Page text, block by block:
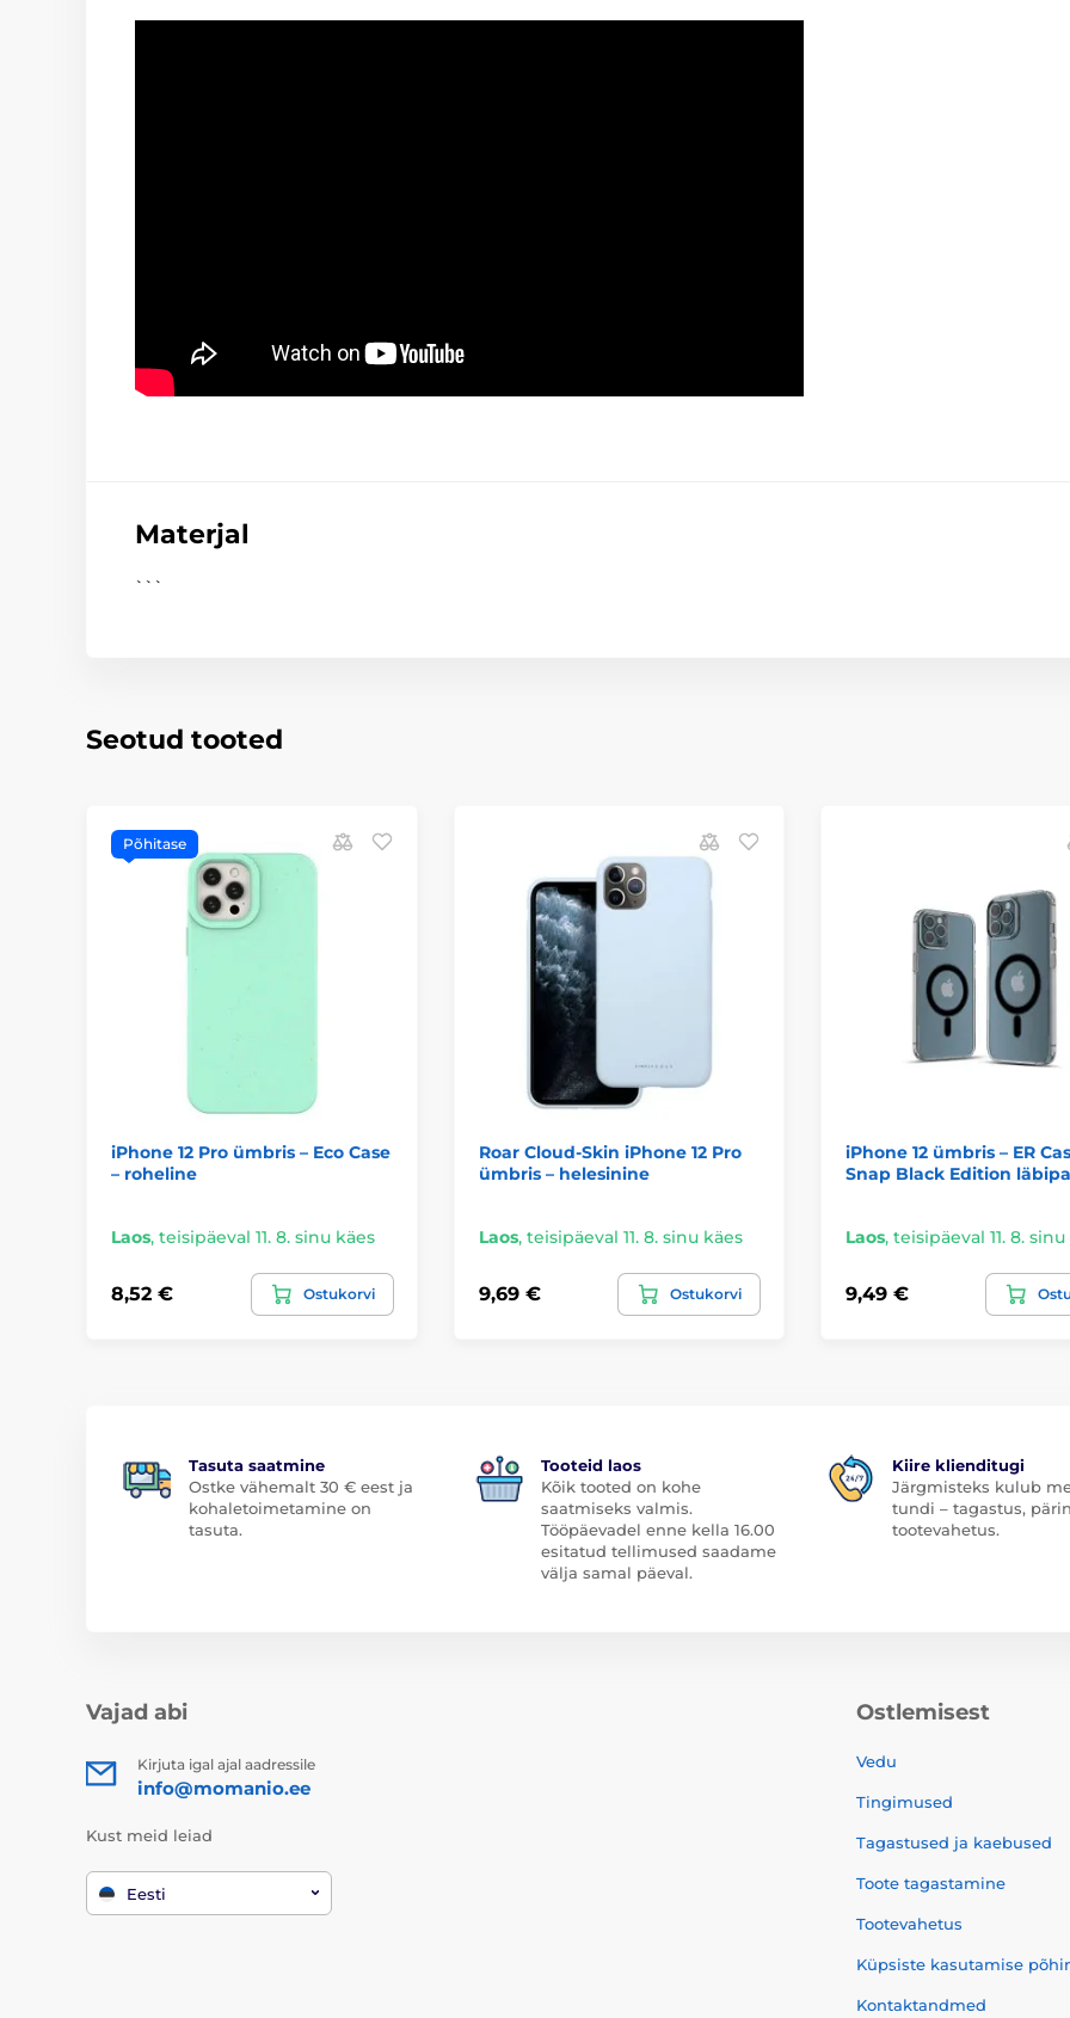
Materjal
```
Seotud tooted
Põhitase
iPhone 12 Pro ümbris – Eco Case
– roheline
Laos, teisipäeval 11. 8. sinu käes
8,52 € Ostukorvi
Roar Cloud-Skin iPhone 12 Pro
ümbris – helesinine
Laos, teisipäeval 11. 8. sinu käes
9,69 € Ostukorvi
iPhone 12 ümbris – ER
Snap Black Edition
Laos, teisipäeval 11. 8.
9,49 €
Tasuta saatmine
Ostke vähemalt 30 € eest ja
kohaletoimetamine on
tasuta.
Tooteid laos
Kõik tooted on kohe
saatmiseks valmis.
Tööpäevadel enne kella 16.00
esitatud tellimused saadame
välja samal päeval.
Kiire klienditugi
Järgmisteks kulub
tundi – tagastus,
tootevahetus.
Vajad abi
Kirjuta igal ajal aadressile
info@momanio.ee
Kust meid leiad
Eesti
Ostlemisest
Vedu
Tingimused
Tagastused ja kaebused
Toote tagastamine
Tootevahetus
Küpsiste kasutamise
Kontaktandmed